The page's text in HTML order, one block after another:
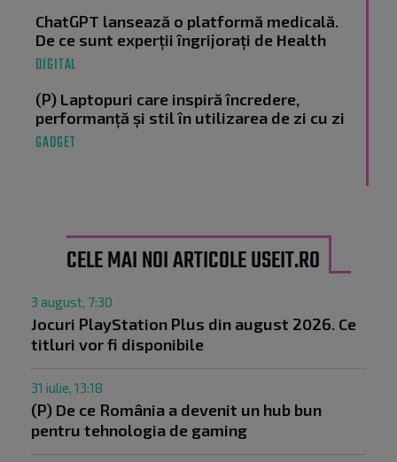
ChatGPT lansează o platformă medicală.
De ce sunt experții îngrijorați de Health
DIGITAL
(P) Laptopuri care inspiră încredere,
performanță și stil în utilizarea de zi cu zi
GADGET
CELE MAI NOI ARTICOLE USEIT.RO
3 august, 7:30
Jocuri PlayStation Plus din august 2026. Ce
titluri vor fi disponibile
31 iulie, 13:18
(P) De ce România a devenit un hub bun
pentru tehnologia de gaming